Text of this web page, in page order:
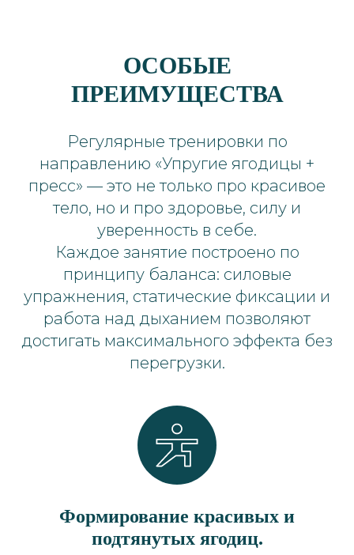
ОСОБЫЕ
ПРЕИМУЩЕСТВА
Регулярные тренировки по
направлению «Упругие ягодицы +
пресс» — это не только про красивое
тело, но и про здоровье, силу и
уверенность в себе.
Каждое занятие построено по
принципу баланса: силовые
упражнения, статические фиксации и
работа над дыханием позволяют
достигать максимального эффекта без
перегрузки.
Формирование красивых и
подтянутых ягодиц.